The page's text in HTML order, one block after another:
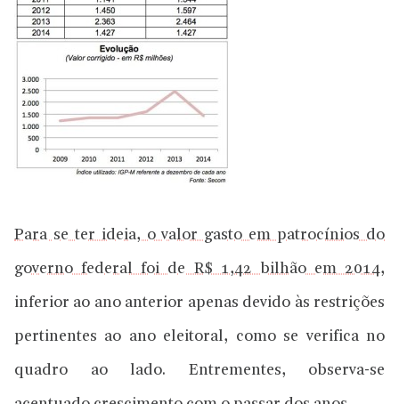
Para se ter ideia, o valor gasto em patrocínios do
governo federal foi de R$ 1,42 bilhão em 2014,
inferior ao ano anterior apenas devido às restrições
pertinentes ao ano eleitoral, como se verifica no
quadro ao lado. Entrementes, observa-se